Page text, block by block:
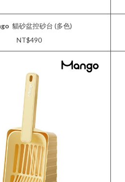
貓砂盆控砂台 (多色)
NT$490